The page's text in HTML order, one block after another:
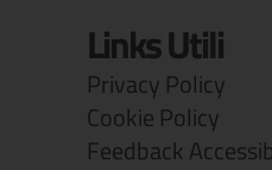
Links Utili
Privacy Policy
Cookie Policy
Feedback